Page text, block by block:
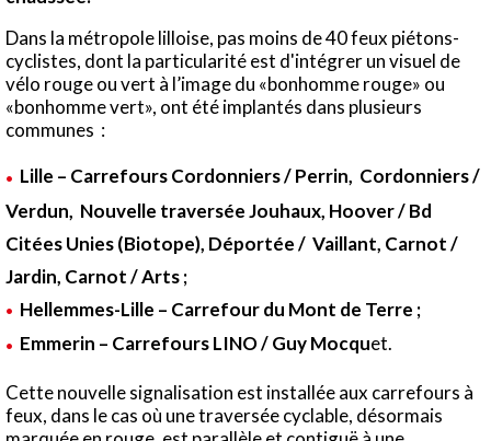
Dans la métropole lilloise, pas moins de 40 feux piétons-
cyclistes, dont la particularité est d'intégrer un visuel de
vélo rouge ou vert à l’image du «bonhomme rouge» ou
«bonhomme vert», ont été implantés dans plusieurs
communes :
Lille – Carrefours Cordonniers / Perrin, Cordonniers /
Verdun, Nouvelle traversée Jouhaux, Hoover / Bd
Citées Unies (Biotope), Déportée / Vaillant, Carnot /
Jardin, Carnot / Arts ;
Hellemmes-Lille – Carrefour du Mont de Terre ;
Emmerin – Carrefours LINO / Guy Mocquet.
Cette nouvelle signalisation est installée aux carrefours à
feux, dans le cas où une traversée cyclable, désormais